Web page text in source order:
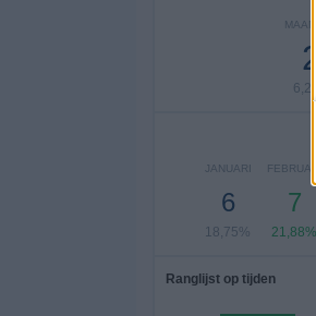
2
JANUARI
6
18,75%
FEBRUARI
7
21,88%
Ranglijst op tijden